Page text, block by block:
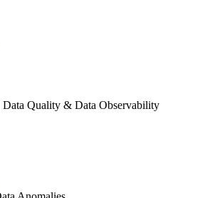
Data Quality & Data Observability